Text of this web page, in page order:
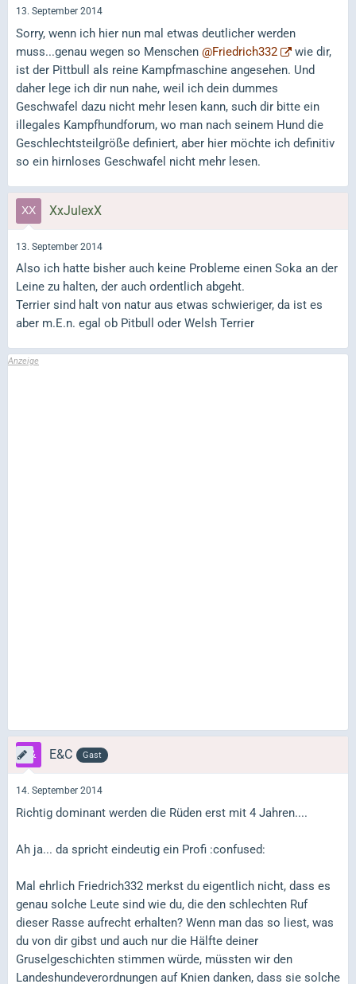
13. September 2014
Sorry, wenn ich hier nun mal etwas deutlicher werden
muss...genau wegen so Menschen @Friedrich332
wie dir,
ist der Pittbull als reine Kampfmaschine angesehen. Und
daher lege ich dir nun nahe, weil ich dein dummes
Geschwafel dazu nicht mehr lesen kann, such dir bitte ein
illegales Kampfhundforum, wo man nach seinem Hund die
Geschlechtsteilgröße definiert, aber hier möchte ich definitiv
so ein hirnloses Geschwafel nicht mehr lesen.
XxJulexX
13. September 2014
Also ich hatte bisher auch keine Probleme einen Soka an der
Leine zu halten, der auch ordentlich abgeht.
Terrier sind halt von natur aus etwas schwieriger, da ist es
aber m.E.n. egal ob Pitbull oder Welsh Terrier
E&C Gast
14. September 2014
Richtig dominant werden die Rüden erst mit 4 Jahren....
Ah ja... da spricht eindeutig ein Profi :confused:
Mal ehrlich Friedrich332 merkst du eigentlich nicht, dass es
genau solche Leute sind wie du, die den schlechten Ruf
dieser Rasse aufrecht erhalten? Wenn man das so liest, was
du von dir gibst und auch nur die Hälfte deiner
Gruselgeschichten stimmen würde, müssten wir den
Landeshundeverordnungen auf Knien danken, dass sie solche